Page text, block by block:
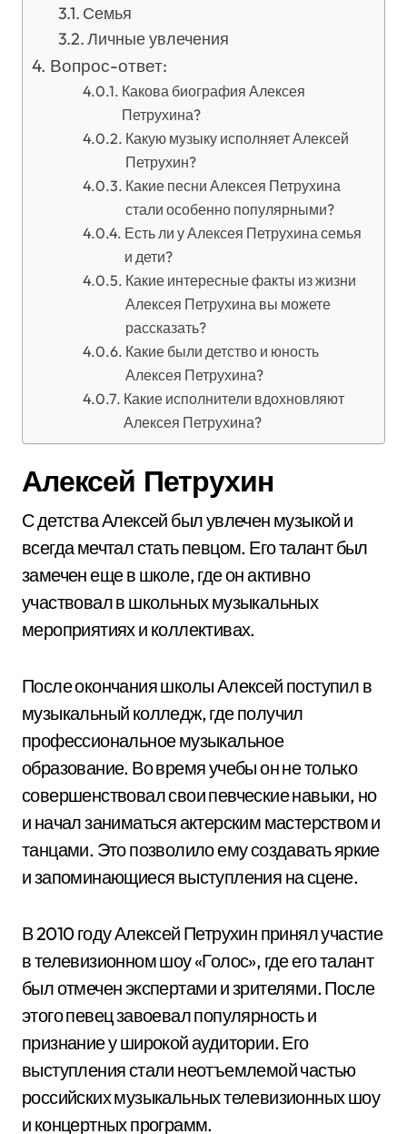
Семья
Личные увлечения
Вопрос-ответ:
Какова биография Алексея
Петрухина?
Какую музыку исполняет Алексей
Петрухин?
Какие песни Алексея Петрухина
стали особенно популярными?
Есть ли у Алексея Петрухина семья
и дети?
Какие интересные факты из жизни
Алексея Петрухина вы можете
рассказать?
Какие были детство и юность
Алексея Петрухина?
Какие исполнители вдохновляют
Алексея Петрухина?
Алексей Петрухин
С детства Алексей был увлечен музыкой и
всегда мечтал стать певцом. Его талант был
замечен еще в школе, где он активно
участвовал в школьных музыкальных
мероприятиях и коллективах.
После окончания школы Алексей поступил в
музыкальный колледж, где получил
профессиональное музыкальное
образование. Во время учебы он не только
совершенствовал свои певческие навыки, но
и начал заниматься актерским мастерством и
танцами. Это позволило ему создавать яркие
и запоминающиеся выступления на сцене.
В 2010 году Алексей Петрухин принял участие
в телевизионном шоу «Голос», где его талант
был отмечен экспертами и зрителями. После
этого певец завоевал популярность и
признание у широкой аудитории. Его
выступления стали неотъемлемой частью
российских музыкальных телевизионных шоу
и концертных программ.